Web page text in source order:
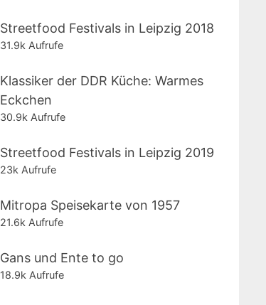
Streetfood Festivals in Leipzig 2018
31.9k Aufrufe
Klassiker der DDR Küche: Warmes
Eckchen
30.9k Aufrufe
Streetfood Festivals in Leipzig 2019
23k Aufrufe
Mitropa Speisekarte von 1957
21.6k Aufrufe
Gans und Ente to go
18.9k Aufrufe